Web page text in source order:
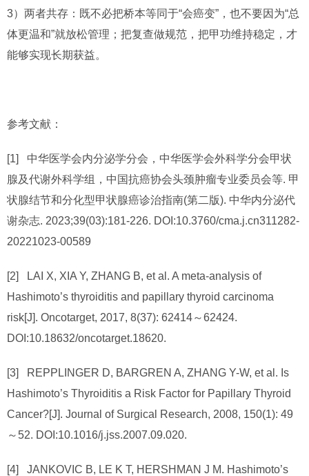
3）两者共存：既不必把桥本等同于“会癌变”，也不要因为“总
体更温和”就放松管理；把复查做规范，把甲功维持稳定，才
能够实现长期获益。
参考文献：
[1] 中华医学会内分泌学分会，中华医学会外科学分会甲状
腺及代谢外科学组，中国抗癌协会头颈肿瘤专业委员会等. 甲
状腺结节和分化型甲状腺癌诊治指南(第二版). 中华内分泌代
谢杂志. 2023;39(03):181-226. DOI:10.3760/cma.j.cn311282-
20221023-00589
[2] LAI X, XIA Y, ZHANG B, et al. A meta-analysis of
Hashimoto’s thyroiditis and papillary thyroid carcinoma
risk[J]. Oncotarget, 2017, 8(37): 62414～62424.
DOI:10.18632/oncotarget.18620.
[3] REPPLINGER D, BARGREN A, ZHANG Y-W, et al. Is
Hashimoto’s Thyroiditis a Risk Factor for Papillary Thyroid
Cancer?[J]. Journal of Surgical Research, 2008, 150(1): 49
～52. DOI:10.1016/j.jss.2007.09.020.
[4] JANKOVIC B, LE K T, HERSHMAN J M. Hashimoto’s